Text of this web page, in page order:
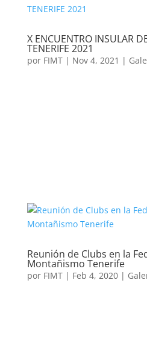
X ENCUENTRO INSULAR
TENERIFE 2021
por FIMT| Nov 4, 2021 |
Reunión de Clubs en la
Montañismo Tenerife
por FIMT| Feb 4, 2020|